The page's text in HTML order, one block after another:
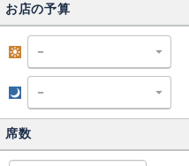
お店の予算
席数